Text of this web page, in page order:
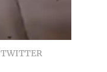
TWITTER